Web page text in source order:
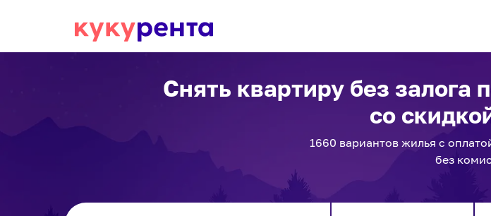
Снять квартиру без залога
со
1660 вариантов жилья с
без